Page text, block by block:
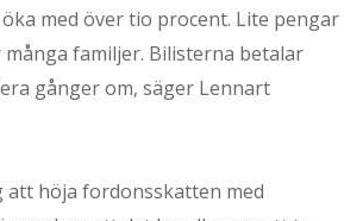
med över tio procent. Lite pengar
familjer. Bilisterna betalar
gånger om, säger Lennart
höja fordonsskatten med